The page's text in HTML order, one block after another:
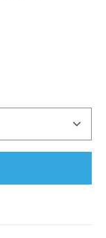
Wert ein oder